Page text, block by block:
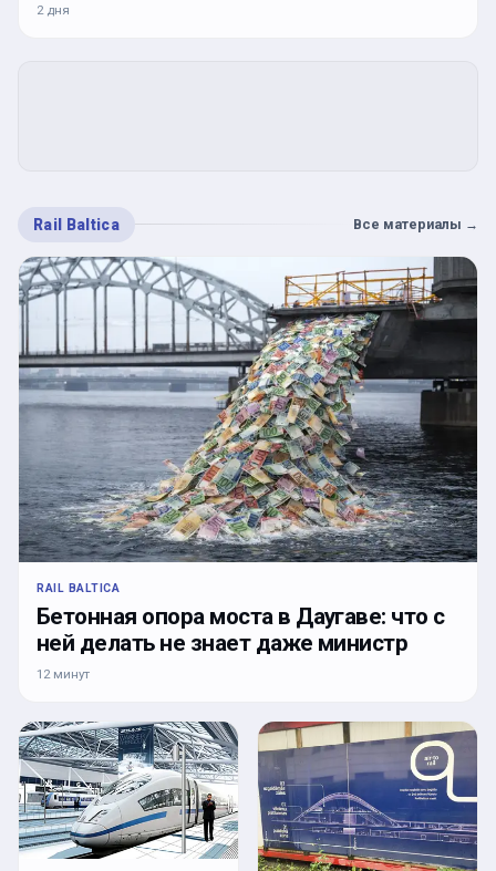
2 дня
Rail Baltica Все материалы →
RAIL BALTICA
Бетонная опора моста в Даугаве: что с
ней делать не знает даже министр
12 минут